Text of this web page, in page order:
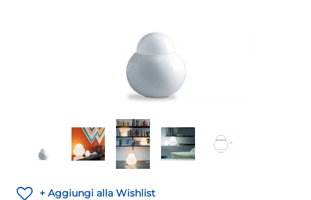
+ Aggiungi alla Wishlist